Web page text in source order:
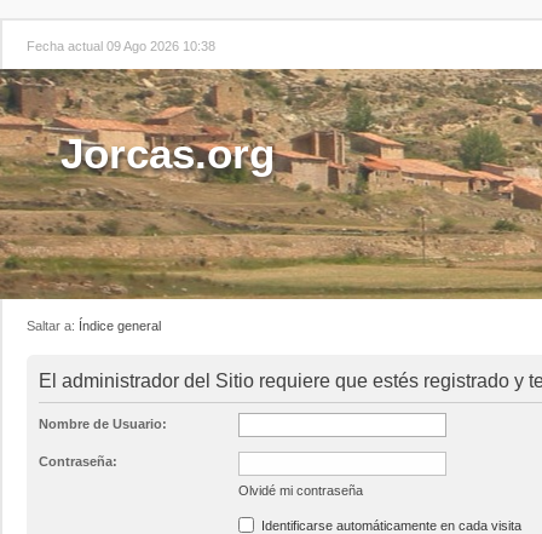
Fecha actual 09 Ago 2026 10:38
Jorcas.org
Saltar a: Índice general
El administrador del Sitio requiere que estés registrado y
Nombre de Usuario:
Contraseña:
Olvidé mi contraseña
Identificarse automáticamente en cada visita